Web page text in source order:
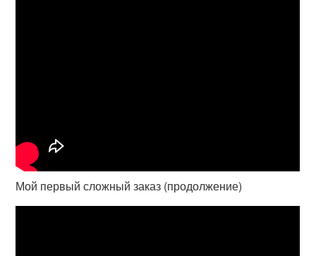
Мой первый сложный заказ (продолжение)